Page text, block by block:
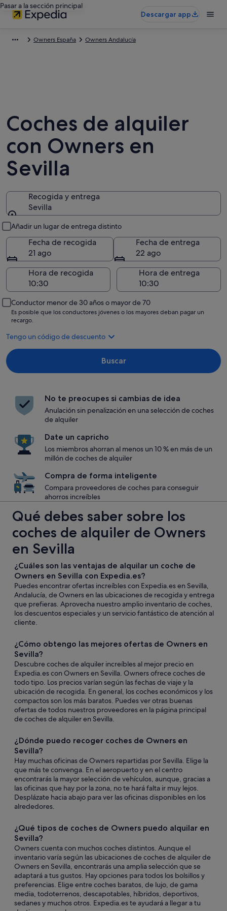
Pasar a la sección principal
Descargar app
Owners España Owners Andalucía
Coches de alquiler
con Owners en
Sevilla
Recogida y entrega
Sevilla
Añadir un lugar de entrega distinto
Fecha de recogida
21 ago
Fecha de entrega
22 ago
Hora de recogida
Hora de entrega
Conductor menor de 30 años o mayor de 70
Es posible que los conductores jóvenes o los mayores deban pagar un
recargo.
Tengo un código de descuento
Buscar
No te preocupes si cambias de idea
Anulación sin penalización en una selección de coches
de alquiler
Date un capricho
Los miembros ahorran al menos un 10 % en más de un
millón de coches de alquiler
Compra de forma inteligente
Compara proveedores de coches para conseguir
ahorros increíbles
Qué debes saber sobre los
coches de alquiler de Owners
en Sevilla
¿Cuáles son las ventajas de alquilar un coche de
Owners en Sevilla con Expedia.es?
Puedes encontrar ofertas increíbles con Expedia.es en Sevilla,
Andalucía, de Owners en las ubicaciones de recogida y entrega
que prefieras. Aprovecha nuestro amplio inventario de coches,
los descuentos especiales y un servicio fantástico de atención al
cliente.
¿Cómo obtengo las mejores ofertas de Owners en
Sevilla?
Descubre coches de alquiler increíbles al mejor precio en
Expedia.es con Owners en Sevilla. Owners ofrece coches de
todo tipo. Los precios varían según las fechas de viaje y la
ubicación de recogida. En general, los coches económicos y los
compactos son los más baratos. Puedes ver otras buenas
ofertas de todos nuestros proveedores en la página principal
de coches de alquiler en Sevilla.
¿Dónde puedo recoger coches de Owners en
Sevilla?
Hay muchas oficinas de Owners repartidas por Sevilla. Elige la
que más te convenga. En el aeropuerto y en el centro
encontrarás la mayor selección de vehículos, aunque, gracias a
las oficinas que hay por la zona, no te hará falta ir muy lejos.
Desplázate hacia abajo para ver las oficinas disponibles en los
alrededores.
¿Qué tipos de coches de Owners puedo alquilar en
Sevilla?
Owners cuenta con muchos coches distintos. Aunque el
inventario varía según las ubicaciones de coches de alquiler de
Owners en Sevilla, encontrarás una amplia selección que se
adaptará a tus gustos. Hay opciones para todos los bolsillos y
preferencias. Elige entre coches baratos, de lujo, de gama
media, todoterrenos, descapotables, híbridos, deportivos,
sedanes y muchos otros. Expedia.es te ayudará a llegar a tu